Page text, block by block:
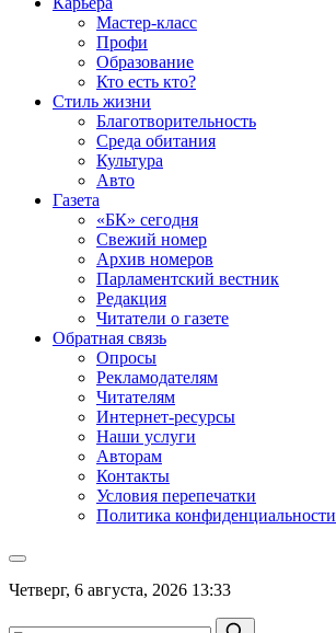
Мастер-класс
Профи
Образование
Кто есть кто?
Стиль жизни
Благотворительность
Среда обитания
Культура
Авто
Газета
«БК» сегодня
Свежий номер
Архив номеров
Парламентский вестник
Редакция
Читатели о газете
Обратная связь
Опросы
Рекламодателям
Читателям
Интернет-ресурсы
Наши услуги
Авторам
Контакты
Условия перепечатки
Политика конфиденциальности
Четверг, 6 августа, 2026 13:33